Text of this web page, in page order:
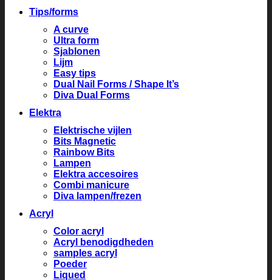
Tips/forms
A curve
Ultra form
Sjablonen
Lijm
Easy tips
Dual Nail Forms / Shape It’s
Diva Dual Forms
Elektra
Elektrische vijlen
Bits Magnetic
Rainbow Bits
Lampen
Elektra accesoires
Combi manicure
Diva lampen/frezen
Acryl
Color acryl
Acryl benodigdheden
samples acryl
Poeder
Liqued